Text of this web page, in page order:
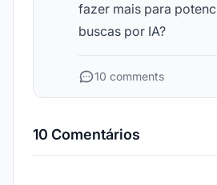
fazer mais para
buscas por IA?
10 comments
10 Comentários